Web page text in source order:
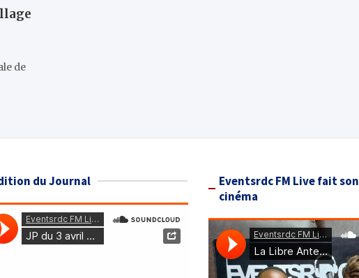
de
du Journal
Eventsrdc FM Live fait son
cinéma